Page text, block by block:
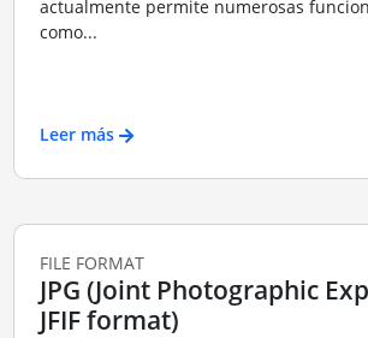
actualmente permite numerosas
como...
Leer más
FILE FORMAT
JPG (Joint Photographic
JFIF format)